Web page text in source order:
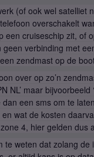
(of ook wel satelliet
overschakelt
een cruiseschip zit, of
verbinding met
zendmast op de
over op zo’n
NL’ maar bijvoorbeeld
een sms om te
wat de kosten
4, hier gelden dus
te weten dat zolang